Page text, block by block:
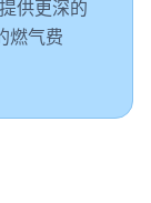
供更深的
燃气费